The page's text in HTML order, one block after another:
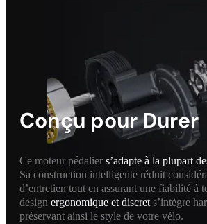
Conçu pour Durer
Ce moteur pédalier s’adapte à la plupart
Sa construction intelligente réduit
d’entretien tout en assurant une fiabilité à
design ergonomique et discrets’intègre
préservant ainsi le style de votre vélo.